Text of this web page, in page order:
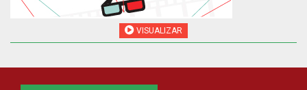
VISUALIZAR